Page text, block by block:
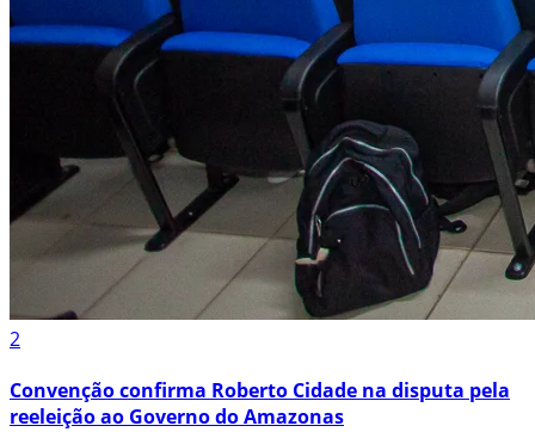
2
Convenção confirma Roberto Cidade na disputa pela
reeleição ao Governo do Amazonas